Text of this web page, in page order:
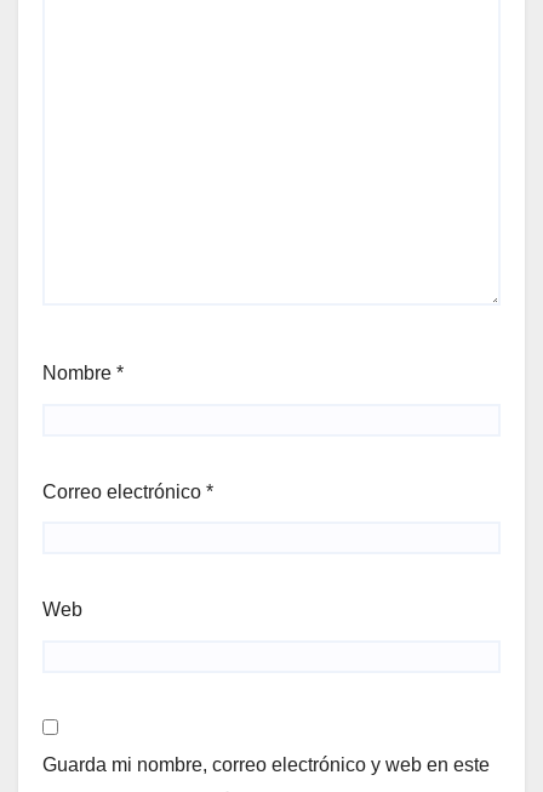
Nombre *
Correo electrónico *
Web
Guarda mi nombre, correo electrónico y web en este